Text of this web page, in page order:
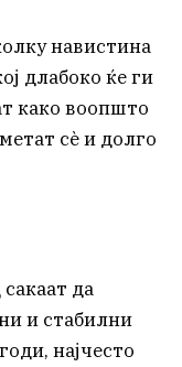
навистина
длабоко ќе ги
како воопшто
сè и долго
да
и стабилни
најчесто